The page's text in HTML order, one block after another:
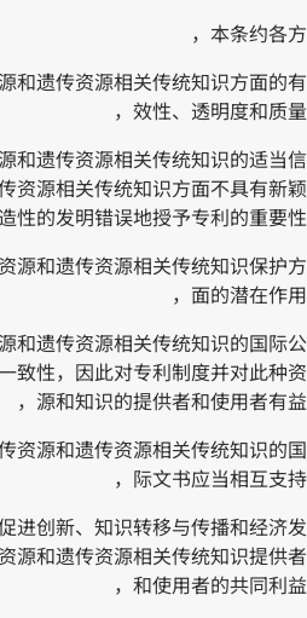
本条约各方，
和遗传资源相关传统知识方面的有
效性、透明度和质量，
和遗传资源相关传统知识的适当信
资源相关传统知识方面不具有新颖
性的发明错误地授予专利的重要性，
源和遗传资源相关传统知识保护方
面的潜在作用，
和遗传资源相关传统知识的国际公
致性，因此对专利制度并对此种资
源和知识的提供者和使用者有益，
资源和遗传资源相关传统知识的国
际文书应当相互支持，
进创新、知识转移与传播和经济发
源和遗传资源相关传统知识提供者
和使用者的共同利益，